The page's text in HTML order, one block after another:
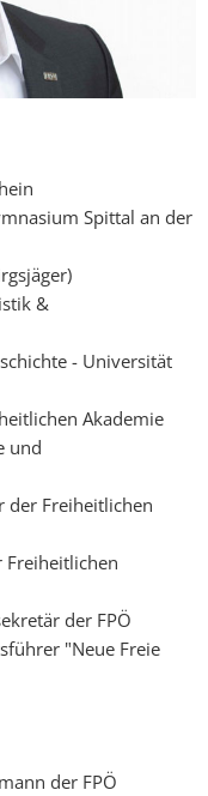
Spittal an der
&
- Universität
Akademie
und
der Freiheitlichen
Freiheitlichen
der FPÖ
"Neue Freie
der FPÖ